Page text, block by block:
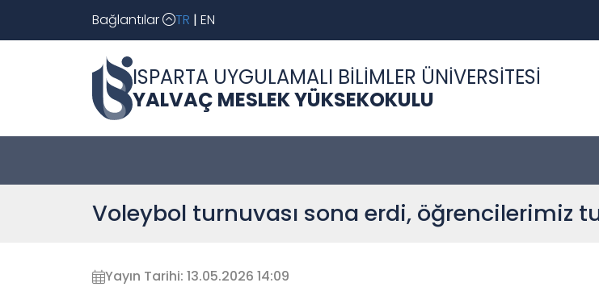
Bağlantılar TR | EN
ISPARTA UYGULAMALI BİLİMLER ÜNİVERSİTESİ
YALVAÇ MESLEK YÜKSEKOKULU
Voleybol turnuvası sona erdi, öğrencilerimiz
Yayın Tarihi: 13.05.2026 14:09